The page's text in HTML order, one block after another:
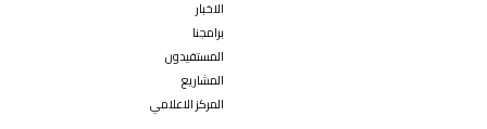
الاخبار
برامجنا
المستفيدون
المشاريع
المركز الاعلامي